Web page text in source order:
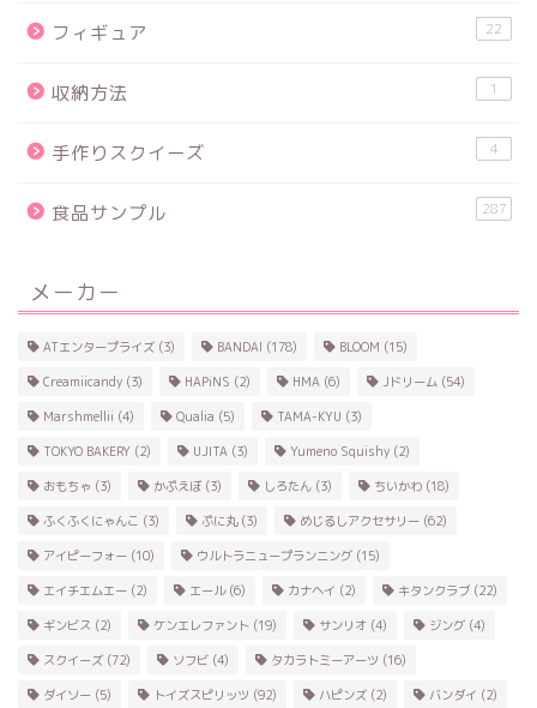
フィギュア 22
収納方法 1
手作りスクイーズ 4
食品サンプル 287
メーカー
ATエンタープライズ (3) BANDAI (178) BLOOM (15)
Creamiicandy (3) HAPiNS (2) HMA (6) Jドリーム (54)
Marshmellii (4) Qualia (5) TAMA-KYU (3)
TOKYO BAKERY (2) UJITA (3) Yumeno Squishy (2)
おもちゃ (3) かぷえぼ (3) しろたん (3) ちいかわ (18)
ふくふくにゃんこ (3) ぷに丸(3) めじるしアクセサリー (62)
アイピーフォー (10) ウルトラニュープランニング (15)
エイチエムエー (2) エール(6) カナヘイ (2) キタンクラブ (22)
ギンビス (2) ケンエレファント (19) サンリオ (4) ジング (4)
スクイーズ (72) ソフビ (4) タカラトミーアーツ (16)
ダイソー (5) トイズスピリッツ (92) ハピンズ (2) バンダイ (2)